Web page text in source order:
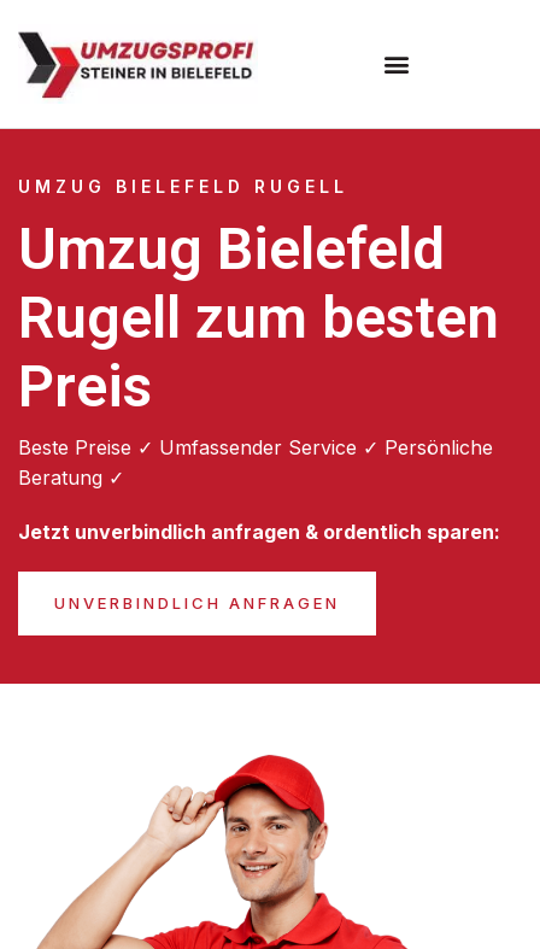
UMZUG BIELEFELD RUGELL
Umzug Bielefeld
Rugell zum besten
Preis
Beste Preise ✓ Umfassender Service ✓ Persönliche
Beratung ✓
Jetzt unverbindlich anfragen & ordentlich sparen:
UNVERBINDLICH ANFRAGEN